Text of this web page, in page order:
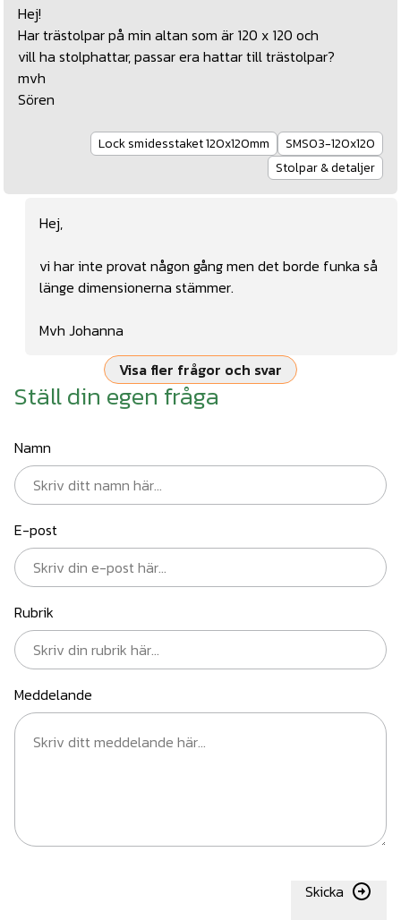
Hej!
Har trästolpar på min altan som är 120 x 120 och
vill ha stolphattar, passar era hattar till trästolpar?
mvh
Sören
Lock smidesstaket 120x120mm
SMS03-120x120
Stolpar & detaljer
Hej,
vi har inte provat någon gång men det borde funka så
länge dimensionerna stämmer.
Mvh Johanna
Visa fler frågor och svar
Ställ din egen fråga
Namn
E-post
Rubrik
Meddelande
Skicka